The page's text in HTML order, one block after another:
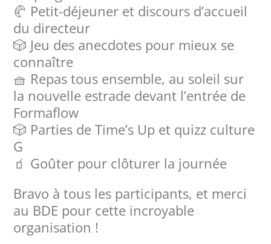
🥐 Petit-déjeuner et discours d’accueil
du directeur
🎲 Jeu des anecdotes pour mieux se
connaître
🧺 Repas tous ensemble, au soleil sur
la nouvelle estrade devant l’entrée de
Formaflow
🎲 Parties de Time’s Up et quizz culture
G
🧃 Goûter pour clôturer la journée
Bravo à tous les participants, et merci
au BDE pour cette incroyable
organisation !